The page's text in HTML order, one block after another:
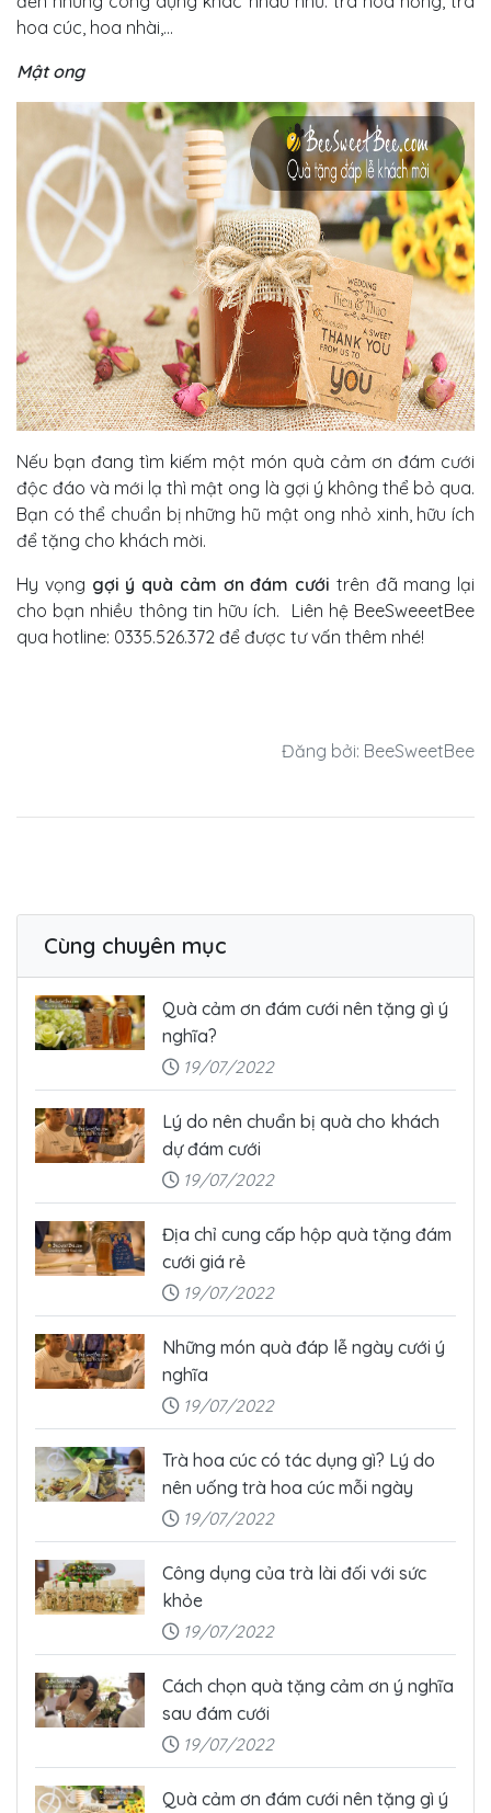
hoa cúc, hoa nhài,…
Mật ong
Nếu bạn đang tìm kiếm một món quà cảm ơn đám cưới
độc đáo và mới lạ thì mật ong là gợi ý không thể bỏ qua.
Bạn có thể chuẩn bị những hũ mật ong nhỏ xinh, hữu ích
để tặng cho khách mời.
Hy vọng gợi ý quà cảm ơn đám cưới trên đã mang lại
cho bạn nhiều thông tin hữu ích. Liên hệ BeeSweeetBee
qua hotline: 0335.526.372 để được tư vấn thêm nhé!
Đăng bởi: BeeSweetBee
Cùng chuyên mục
Quà cảm ơn đám cưới nên tặng gì ý
nghĩa?
19/07/2022
Lý do nên chuẩn bị quà cho khách
dự đám cưới
19/07/2022
Địa chỉ cung cấp hộp quà tặng đám
cưới giá rẻ
19/07/2022
Những món quà đáp lễ ngày cưới ý
nghĩa
19/07/2022
Trà hoa cúc có tác dụng gì? Lý do
nên uống trà hoa cúc mỗi ngày
19/07/2022
Công dụng của trà lài đối với sức
khỏe
19/07/2022
Cách chọn quà tặng cảm ơn ý nghĩa
sau đám cưới
19/07/2022
Quà cảm ơn đám cưới nên tặng gì ý